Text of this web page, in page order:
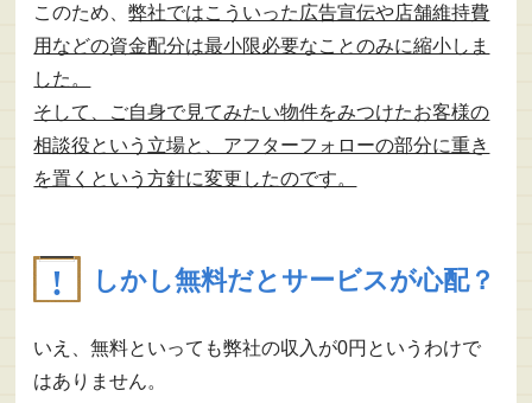
このため、弊社ではこういった広告宣伝や店舗維持費
用などの資金配分は最小限必要なことのみに縮小しま
した。
そして、ご自身で見てみたい物件をみつけたお客様の
相談役という立場と、アフターフォローの部分に重き
を置くという方針に変更したのです。
しかし無料だとサービスが心配？
いえ、無料といっても弊社の収入が0円というわけで
はありません。